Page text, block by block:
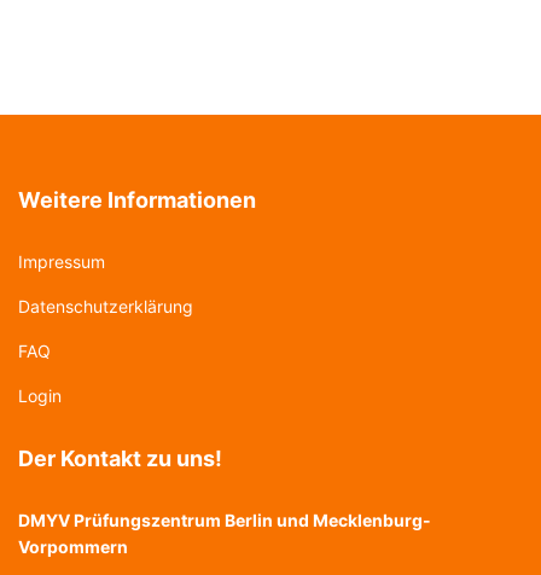
Weitere Informationen
Impressum
Datenschutzerklärung
FAQ
Login
Der Kontakt zu uns!
DMYV Prüfungszentrum Berlin und Mecklenburg-
Vorpommern